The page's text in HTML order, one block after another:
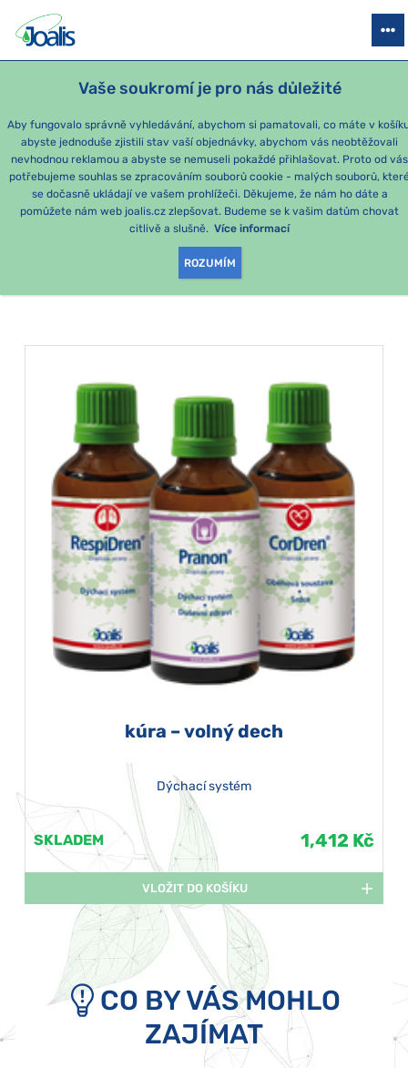
Vaše soukromí je pro nás důležité
Aby fungovalo správně vyhledávání, abychom si pamatovali, co máte v
abyste jednoduše zjistili stav vaší objednávky, abychom vás neobtěžovali
nevhodnou reklamou a abyste se nemuseli pokaždé přihlašovat. Proto od vás
potřebujeme souhlas se zpracováním souborů cookie - malých souborů,
se dočasně ukládají ve vašem prohlížeči. Děkujeme, že nám ho dáte a
pomůžete nám web joalis.cz zlepšovat. Budeme se k vašim datům chovat
citlivě a slušně. Více informací
ROZUMÍM
PRODUKTY PODLE OBTÍŽÍ SEZÓNNÍ BALÍČKY PRO DĚTI
Dýchání
PRODUKTY PODLE
KATEGORIE:
kúra – volný dech
Dýchací systém
SKLADEM 1,412 Kč
VLOŽIT DO KOŠÍKU
CO BY VÁS MOHLO
ZAJÍMAT